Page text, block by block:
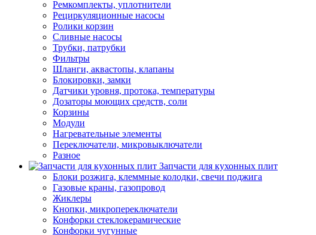
Ремкомплекты, уплотнители
Рециркуляционные насосы
Ролики корзин
Сливные насосы
Трубки, патрубки
Фильтры
Шланги, аквастопы, клапаны
Блокировки, замки
Датчики уровня, протока, температуры
Дозаторы моющих средств, соли
Корзины
Модули
Нагревательные элементы
Переключатели, микровыключатели
Разное
Запчасти для кухонных плит
Блоки розжига, клеммные колодки, свечи поджига
Газовые краны, газопровод
Жиклеры
Кнопки, микропереключатели
Конфорки стеклокерамические
Конфорки чугунные